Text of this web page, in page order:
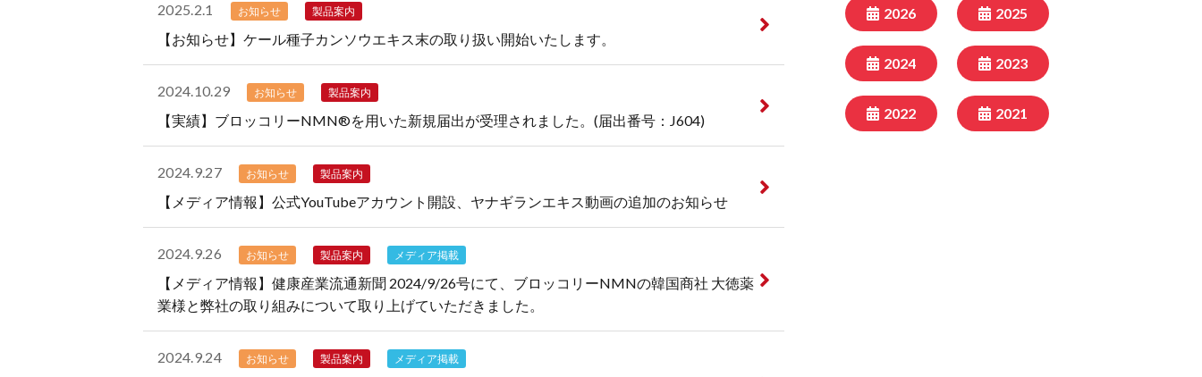
2025.2.1 お知らせ 製品案内
【お知らせ】ケール種子カンソウエキス末の取り扱い開始いたします。
2024.10.29 お知らせ 製品案内
【実績】ブロッコリーNMN®︎を用いた新規届出が受理されました。(届出番号：J604)
2024.9.27 お知らせ 製品案内
【メディア情報】公式YouTubeアカウント開設、ヤナギランエキス動画の追加のお知らせ
2024.9.26 お知らせ 製品案内 メディア掲載
【メディア情報】健康産業流通新聞 2024/9/26号にて、ブロッコリーNMNの韓国商社 大徳薬
業様と弊社の取り組みについて取り上げていただきました。
2024.9.24 お知らせ 製品案内 メディア掲載
2026 2025
2024 2023
2022 2021